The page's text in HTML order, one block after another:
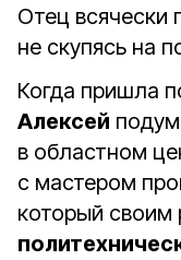
Отец всячески
не скупясь на
Когда пришла
Алексей
в областном
с мастером
который своим